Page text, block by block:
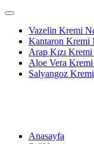
Vazelin Kremi
Kantaron Kremi
Arap Kızı
Aloe Vera Kremi
Salyangoz
Anasayfa